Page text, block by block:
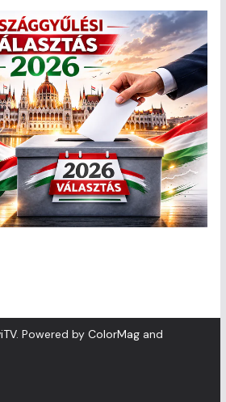
. Powered by ColorMagand